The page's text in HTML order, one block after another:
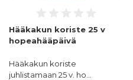
Hääkakun koriste 25 v
hopeahääpäivä
Hääkakun koriste
juhlistamaan 25 v. ho…